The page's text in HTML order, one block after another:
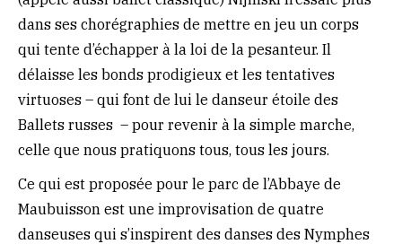
dans ses chorégraphies de mettre en jeu un corps
qui tente d’échapper à la loi de la pesanteur. Il
délaisse les bonds prodigieux et les tentatives
virtuoses – qui font de lui le danseur étoile des
Ballets russes – pour revenir à la simple marche,
celle que nous pratiquons tous, tous les jours.
Ce qui est proposée pour le parc de l’Abbaye de
Maubuisson est une improvisation de quatre
danseuses qui s’inspirent des danses des Nymphes